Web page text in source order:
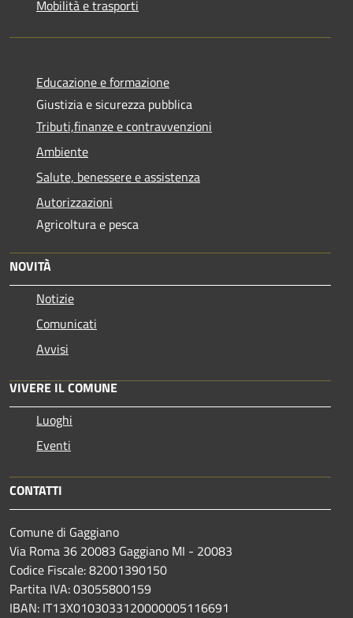
Mobilità e trasporti
Educazione e formazione
Giustizia e sicurezza pubblica
Tributi,finanze e contravvenzioni
Ambiente
Salute, benessere e assistenza
Autorizzazioni
Agricoltura e pesca
NOVITÀ
Notizie
Comunicati
Avvisi
VIVERE IL COMUNE
Luoghi
Eventi
CONTATTI
Comune di Gaggiano
Via Roma 36 20083 Gaggiano MI - 20083
Codice Fiscale: 82001390150
Partita IVA: 03055800159
IBAN: IT13X0103033120000005116691